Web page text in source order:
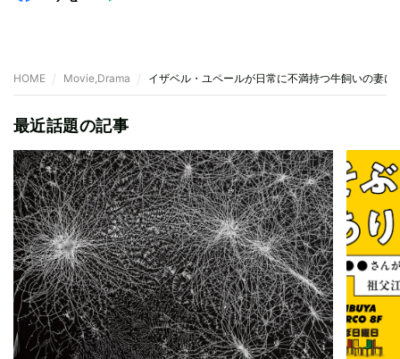
HOME Movie,Drama イザベル・ユペールが日常に不満持つ牛飼いの妻
最近話題の記事